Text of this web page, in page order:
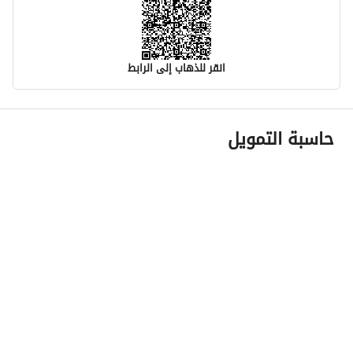
انقر للذهاب إلى الرابط
معلومات مسؤول الإعلان
اسم المسؤول
حاسبة التمويل